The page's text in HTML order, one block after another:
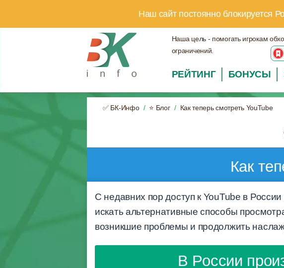
Наш сайт постоянно блокируется
Наша цель - помогать игрокам
ограничений.
РЕЙТИНГ БОНУСЫ
✅ БК-Инфо ⭐ Блог Как теперь смотреть YouTube
Как
С недавних пор доступ к YouTube в
искать альтернативные способы
возникшие проблемы и продолжить
В России